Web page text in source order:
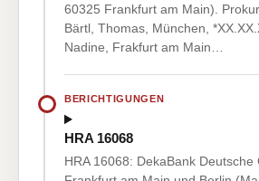
60325 Frankfurt am Main).
Bärtl, Thomas, München,
Nadine, Frakfurt am Main…
BERICHTIGUNGEN
HRA 16068
HRA 16068: DekaBank Deutsche